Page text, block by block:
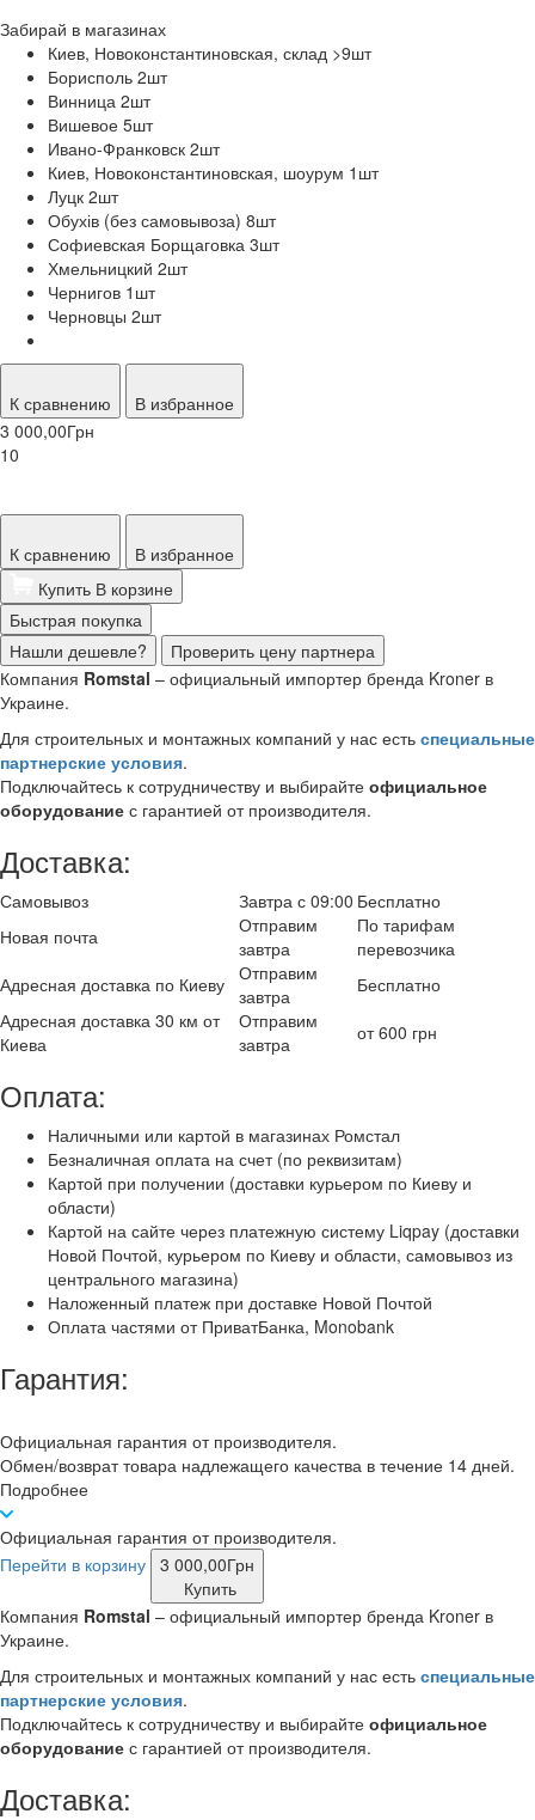
Забирай в магазинах
Киев, Новоконстантиновская, склад >9шт
Борисполь 2шт
Винница 2шт
Вишевое 5шт
Ивано-Франковск 2шт
Киев, Новоконстантиновская, шоурум 1 шт
Луцк 2шт
Обухів (без самовывоза) 8шт
Софиевская Борщаговка 3шт
Хмельницкий 2шт
Чернигов 1 шт
Черновцы 2шт
К сравнению
В избранное
3 000,00Грн
10
К сравнению
В избранное
Купить В корзине
Быстрая покупка
Нашли дешевле?
Проверить цену партнера
Компания Romstal – официальный импортер бренда Kroner в
Украине.
Для строительных и монтажных компаний у нас есть специальные
партнерские условия.
Подключайтесь к сотрудничеству и выбирайте официальное
оборудование с гарантией от производителя.
Доставка:
Самовывоз Завтра с 09:00 Бесплатно
Новая почта
Отправим
завтра
По тарифам
перевозчика
Адресная доставка по Киеву Отправим
завтра
Бесплатно
Адресная доставка 30 км от
Киева
Отправим
завтра
от 600 грн
Оплата:
Наличными или картой в магазинах Ромстал
Безналичная оплата на счет (по реквизитам)
Картой при получении (доставки курьером по Киеву и
области)
Картой на сайте через платежную систему Liqpay (доставки
Новой Почтой, курьером по Киеву и области, самовывоз из
центрального магазина)
Наложенный платеж при доставке Новой Почтой
Оплата частями от ПриватБанка, Monobank
Гарантия:
Официальная гарантия от производителя.
Обмен/возврат товара надлежащего качества в течение 14 дней.
Подробнее
Официальная гарантия от производителя.
Перейти в корзину 3 000,00Грн
Купить
Компания Romstal – официальный импортер бренда Kroner в
Украине.
Для строительных и монтажных компаний у нас есть специальные
партнерские условия.
Подключайтесь к сотрудничеству и выбирайте официальное
оборудование с гарантией от производителя.
Доставка: